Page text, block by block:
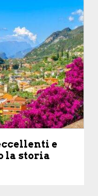
e
la storia